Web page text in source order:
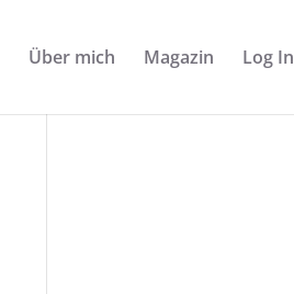
Über mich Magazin Log In